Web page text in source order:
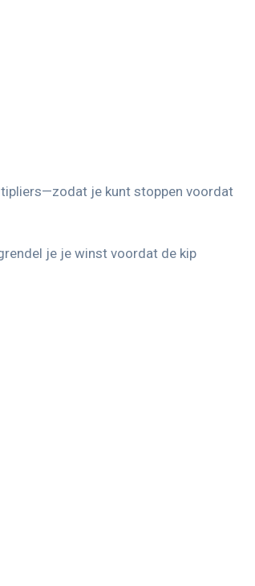
je kunt stoppen voordat
je je winst voordat de kip